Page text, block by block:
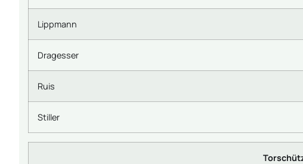
Lippmann
Dragesser
Ruis
Stiller